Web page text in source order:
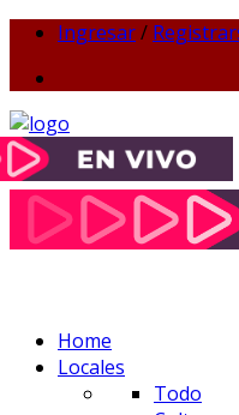
Ingresar/
Home
Locales
Todo